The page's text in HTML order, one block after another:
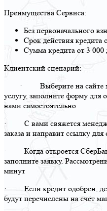
Преимущества Сервиса:
Без первоначального
Срок действия кредита
Сумма кредита от 3 000
Клиентский сценарий:
· Выберите на сайте
услугу, заполните форму для
нами самостоятельно
· С вами свяжется
заказа и направит ссылку
· Когда откроется
заполните заявку.
минут
· Если кредит одобрен,
будут перечислены на счёт